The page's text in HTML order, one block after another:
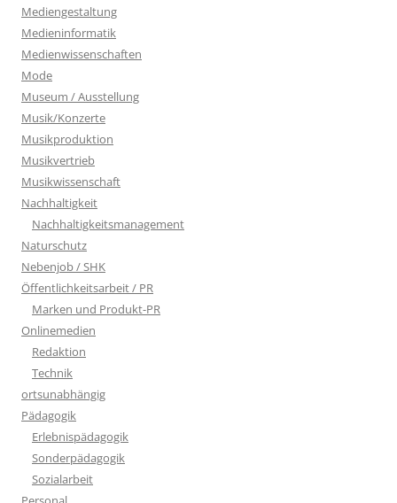
Mediengestaltung
Medieninformatik
Medienwissenschaften
Mode
Museum / Ausstellung
Musik/Konzerte
Musikproduktion
Musikvertrieb
Musikwissenschaft
Nachhaltigkeit
Nachhaltigkeitsmanagement
Naturschutz
Nebenjob / SHK
Öffentlichkeitsarbeit / PR
Marken und Produkt-PR
Onlinemedien
Redaktion
Technik
ortsunabhängig
Pädagogik
Erlebnispädagogik
Sonderpädagogik
Sozialarbeit